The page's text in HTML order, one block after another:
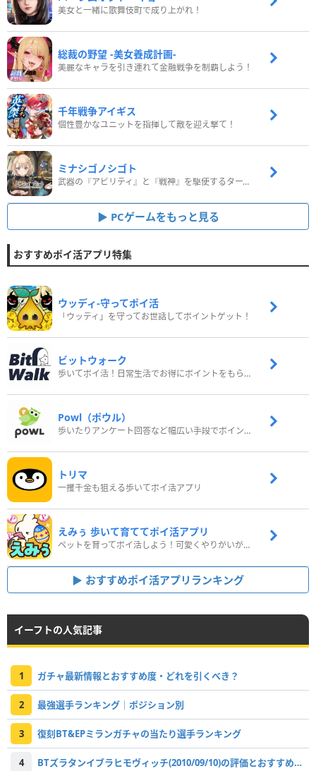
美女と一緒に歌舞伎町で成り上がれ！
総裁の野望 -美女養成計画-
美麗なキャラを引き連れて金融戦争を制覇しよう！
千年戦争アイギス
個性豊かなユニットを指揮して敵を迎え撃て！
ミナシゴノシゴト
武器の『アビリティ』と『戦神』を駆使するターン制コマンドバトルRPG！
PCゲームをもっと見る
おすすめポイ活アプリ特集
ウッディ‐守ってポイ活
「ウッディ」を守ってお世話してポイントゲット！
ビットウォーク
歩いてポイ活！日常生活でお得にポイントをもらおう
Powl（ポウル）
歩いたりアンケート回答など幅広い手段でポイントをゲット
トリマ
一攫千金も狙える歩いてポイ活アプリ
えみぅ 歩いて育ててポイ活アプリ
ペットを育ってポイ活しよう！可愛くやりがいがある新感覚アプリ
おすすめポイ活アプリランキング
イーフトの人気記事
1 ガチャ最新情報とおすすめ度・どれを引くべき？
2 最強選手ランキング｜ポジション別
3 復刻BT&EPミランガチャの当たり選手ランキング
4 BTズラタンイブラヒモヴィッチ(2010/09/10)の評価とおすすめ育成・スキル追加